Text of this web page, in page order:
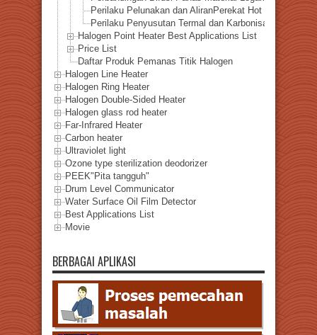
Perilaku Pelunakan dan AliranPerekat Hot Melt akibat
Perilaku Penyusutan Termal dan Karbonisasi Busa
Halogen Point Heater Best Applications List
Price List
Daftar Produk Pemanas Titik Halogen
Halogen Line Heater
Halogen Ring Heater
Halogen Double-Sided Heater
Halogen glass rod heater
Far-Infrared Heater
Carbon heater
Ultraviolet light
Ozone type sterilization deodorizer
PEEK"Pita tangguh"
Drum Level Communicator
Water Surface Oil Film Detector
Best Applications List
Movie
BERBAGAI APLIKASI